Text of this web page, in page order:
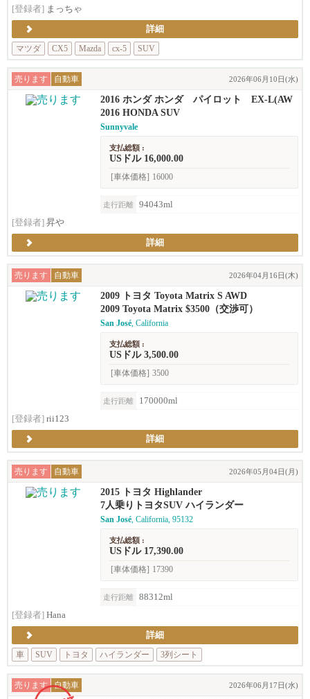
[登録者] まっちゃ
詳細
マツダ
CX5 Mazda cx-5 SUV
売ります 自動車 2026年06月10日(水)
2016 ホンダ ホンダ パイロット EX-L(AW
D)
2016 HONDA SUV
Sunnyvale
支払総額 :
USドル 16,000.00
[車体価格] 16000
走行距離
94043ml
[登録者] 昇や
詳細
売ります 自動車 2026年04月16日(木)
2009 トヨタ Toyota Matrix S AWD
2009 Toyota Matrix $3500（交渉可）
San José, California
支払総額 :
USドル 3,500.00
[車体価格] 3500
走行距離
170000ml
[登録者] rii123
詳細
売ります 自動車 2026年05月04日(月)
2015 トヨタ Highlander
7人乗りトヨタSUV ハイランダー
San José, California, 95132
支払総額 :
USドル 17,390.00
[車体価格] 17390
走行距離
88312ml
[登録者] Hana
詳細
車
SUV トヨタ ハイランダー 3列シート
売ります 自動車 2026年06月17日(水)